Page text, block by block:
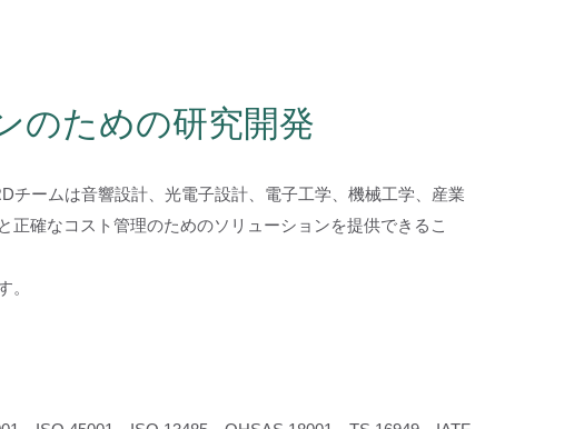
のための研究開発
ームは音響設計、光電子設計、電子工学、機械工学、産業
確なコスト管理のためのソリューションを提供できるこ
。